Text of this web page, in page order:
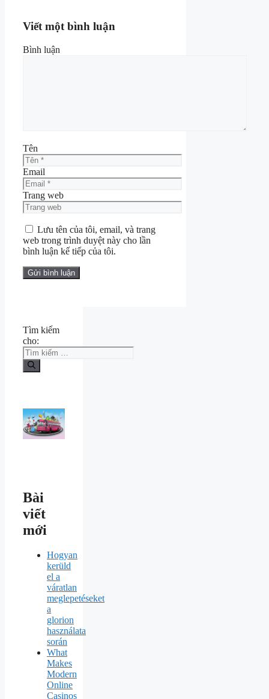
Viết một bình luận
Bình luận
Tên
Email
Trang web
Lưu tên của tôi, email, và trang
web trong trình duyệt này cho lần
bình luận kế tiếp của tôi.
Tìm kiếm
cho:
Bài
viết
mới
Hogyan
kerüld
el a
váratlan
meglepetéseket
a
glorion
használata
során
What
Makes
Modern
Online
Casinos